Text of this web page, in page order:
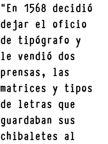
"En 1568 decidió
dejar el oficio
de tipógrafo y
le vendió dos
prensas, las
matrices y tipos
de letras que
guardaban sus
chibaletes al